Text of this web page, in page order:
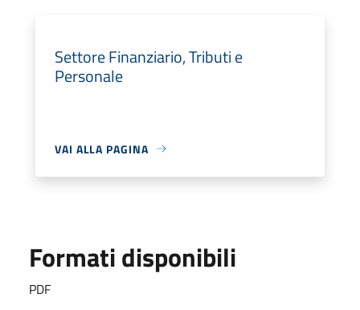
Settore Finanziario, Tributi e
Personale
VAI ALLA PAGINA
Formati disponibili
PDF